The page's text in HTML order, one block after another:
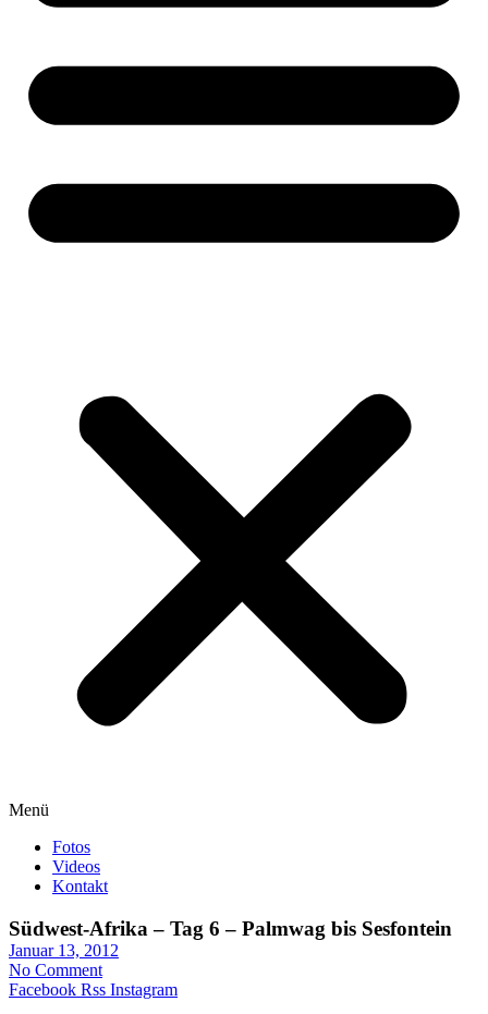
Menü
Fotos
Videos
Kontakt
Südwest-Afrika – Tag 6 – Palmwag bis Sesfontein
Januar 13, 2012
No Comment
Facebook Rss Instagram